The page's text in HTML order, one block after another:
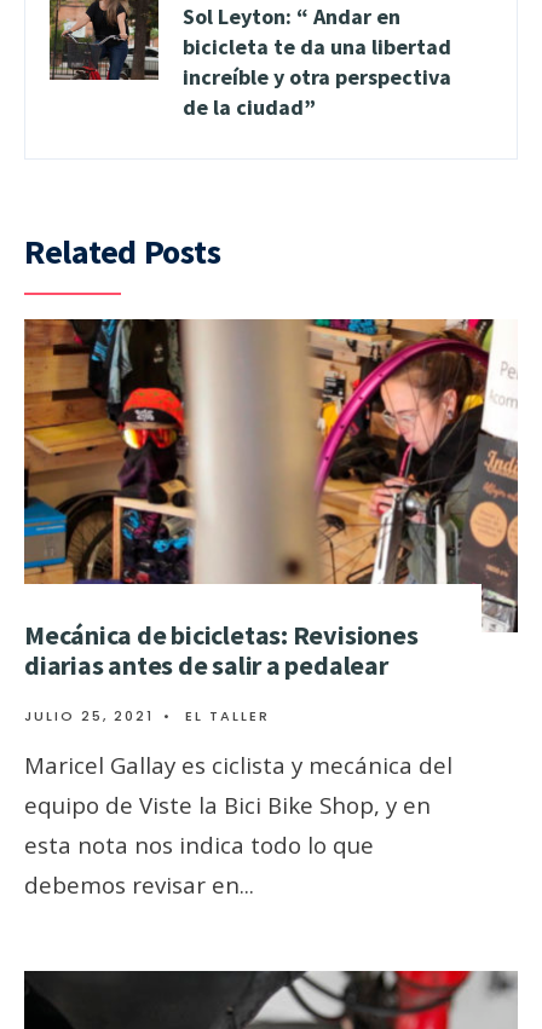
Sol Leyton: “ Andar en
bicicleta te da una libertad
increíble y otra perspectiva
de la ciudad”
Related Posts
Mecánica de bicicletas: Revisiones
diarias antes de salir a pedalear
JULIO 25, 2021 • EL TALLER
Maricel Gallay es ciclista y mecánica del
equipo de Viste la Bici Bike Shop, y en
esta nota nos indica todo lo que
debemos revisar en...